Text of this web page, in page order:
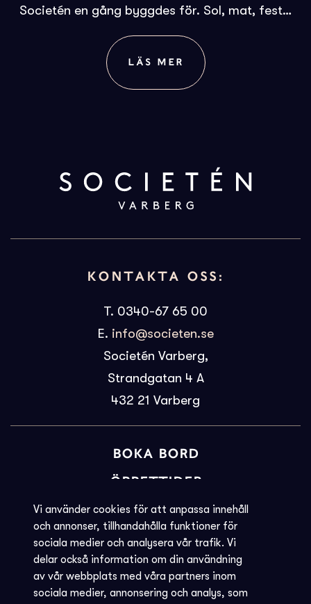
Vi använder cookies för att anpassa innehåll
och annonser, tillhandahålla funktioner för
sociala medier och analysera vår trafik. Vi
delar också information om din användning
av vår webbplats med våra partners inom
sociala medier, annonsering och analys, som
Societén en gång byggdes för. Sol, mat, fest…
LÄS MER
KONTAKTA OSS:
T. 0340-67 65 00
E. info@societen.se
Societén Varberg,
Strandgatan 4 A
432 21 Varberg
BOKA BORD
ÖPPETTIDER
BILJETTINFORMATION
KVARGLÖMT
Societéns policy
JOBBA MED OSS